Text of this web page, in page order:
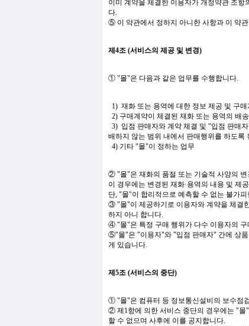
이미 계약을 체결한 이용자가 개정약관 조
다.
⑤ 이 약관에서 정하지 아니한 사항과 이 약
제4조 (서비스의 제공 및 변경)
① "몰"은 다음과 같은 업무를 수행합니다.
1) 재화 또는 용역에 대한 정보 제공 및 구매
2) 구매계약이 체결된 재화 또는 용역의 배송
3) 입점 판매자와 계약 체결 및 "입점 판매
배하지 않는 범위 내에서 판매행위를 하도록
4) 기타 "몰"이 정하는 업무
② "몰"은 재화의 품절 또는 기술적 사양의 변
이 경우에는 변경된 재화·용역의 내용 및 제
단, "몰"이 합리적으로 예측할 수 없는 불가
③ "몰"이 제공하기로 이용자와 계약을 체결
하지 아니 합니다.
④ "몰"은 특정 구매 행위가 다수 이용자의
⑤"몰"은 "이용자"와 "입점 판매자" 간에 상품
게 있습니다.
제5조 (서비스의 중단)
① "몰"은 컴퓨터 등 정보통신설비의 보수점
② 제1항에 의한 서비스 중단의 경우에는 "몰
할 수 없으며 사후에 이를 공지합니다.